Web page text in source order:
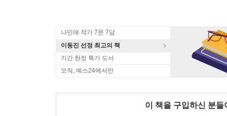
나민애 작가 7문 7답
이동진 선정 최고의 책
기간 한정 특가 도서
오직, 예스24에서만
이 책을 구입하신 분